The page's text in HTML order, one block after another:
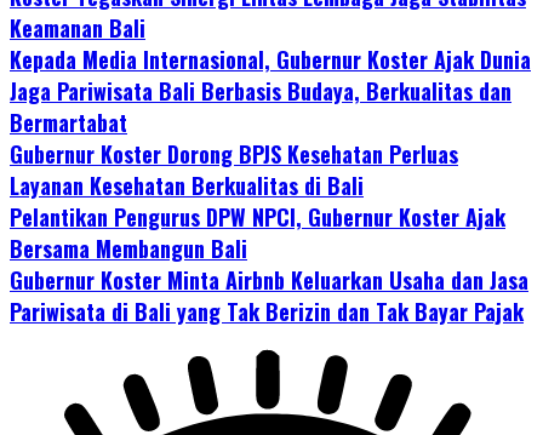
Keamanan Bali
Kepada Media Internasional, Gubernur Koster Ajak Dunia
Jaga Pariwisata Bali Berbasis Budaya, Berkualitas dan
Bermartabat
Gubernur Koster Dorong BPJS Kesehatan Perluas
Layanan Kesehatan Berkualitas di Bali
Pelantikan Pengurus DPW NPCI, Gubernur Koster Ajak
Bersama Membangun Bali
Gubernur Koster Minta Airbnb Keluarkan Usaha dan Jasa
Pariwisata di Bali yang Tak Berizin dan Tak Bayar Pajak